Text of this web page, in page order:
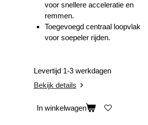
voor snellere acceleratie en
remmen.
Toegevoegd centraal loopvlak
voor soepeler rijden.
Levertijd 1-3 werkdagen
Bekijk details
In winkelwagen